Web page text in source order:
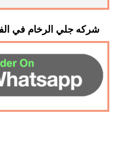
شركه جلي الرخام في الفجيرة :